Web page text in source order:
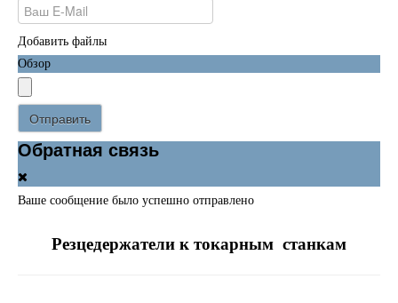
Добавить файлы
Обзор
Отправить
Обратная связь
Ваше сообщение было успешно отправлено
Резцедержатели к токарным станкам